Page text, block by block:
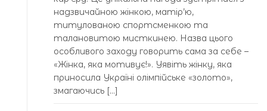
надзвичайною жінкою, матір’ю,
титулованою спортсменкою та
талановитою мисткинею. Назва цього
особливого заходу говорить сама за себе –
«Жінка, яка мотивує!». Уявіть жінку, яка
приносила Україні олімпійське «золото»,
змагаючись […]